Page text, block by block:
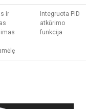
ir
Integruota PID
atkūrimo
funkcija